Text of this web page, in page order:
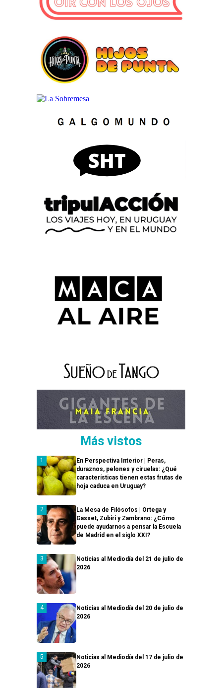
Más vistos
En Perspectiva Interior | Peras,
duraznos, pelones y ciruelas: ¿Qué
características tienen estas frutas de
hoja caduca en Uruguay?
La Mesa de Filósofos | Ortega y
Gasset, Zubiri y Zambrano: ¿Cómo
puede ayudarnos a pensar la Escuela
de Madrid en el siglo XXI?
Noticias al Mediodía del 21 de julio de
2026
Noticias al Mediodía del 20 de julio de
2026
Noticias al Mediodía del 17 de julio de
2026